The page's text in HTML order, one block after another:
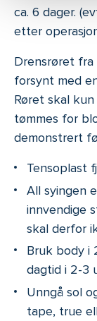
ca. 6 dager.
etter
Drensrøret
forsynt med
Røret skal
tømmes for
demonstrert
Tensoplast
All syingen
innvendige
skal derfor
Bruk body i
dagtid i 2-3
Unngå sol
tape, true